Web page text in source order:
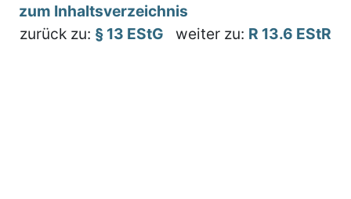
zum Inhaltsverzeichnis
zurück zu: § 13 EStG weiter zu: R 13.6 EStR